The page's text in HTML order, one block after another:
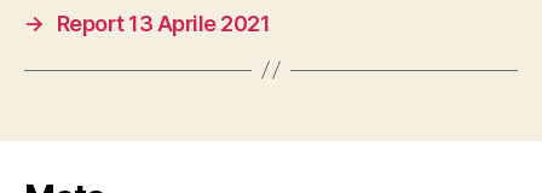
→
Report 13 Aprile 2021